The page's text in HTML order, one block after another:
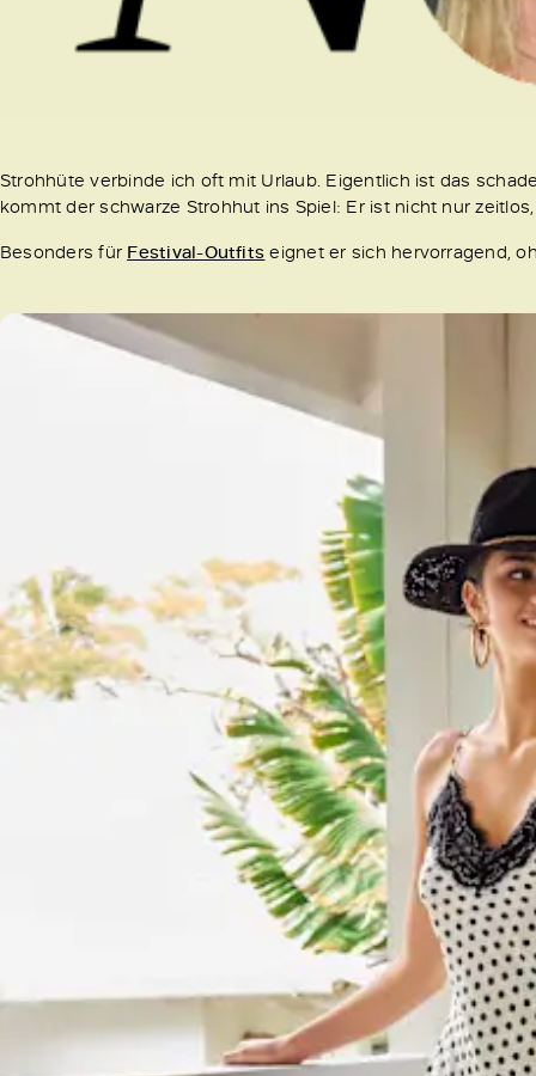
Strohhüte verbinde ich oft mit Urlaub. Eigentlich ist das
kommt der schwarze Strohhut ins Spiel: Er ist nicht nur
Besonders für Festival-Outfits eignet er sich hervorragend,